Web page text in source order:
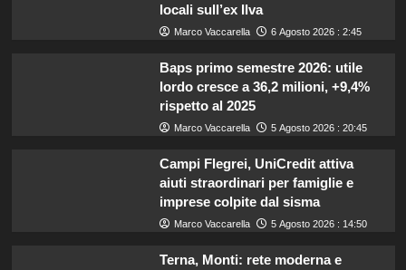
locali sull’ex Ilva
Marco Vaccarella 6 Agosto 2026 : 2:45
Baps primo semestre 2026: utile
lordo cresce a 36,2 milioni, +9,4%
rispetto al 2025
Marco Vaccarella 5 Agosto 2026 : 20:45
Campi Flegrei, UniCredit attiva
aiuti straordinari per famiglie e
imprese colpite dal sisma
Marco Vaccarella 5 Agosto 2026 : 14:50
Terna, Monti: rete moderna e